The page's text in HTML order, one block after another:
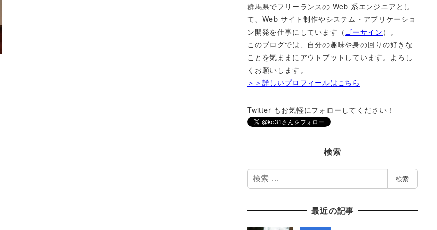
群馬県でフリーランスの Web 系エンジニアとし
て、Web サイト制作やシステム・アプリケーショ
ン開発を仕事にしています（ ゴーサイン）。
このブログでは、自分の趣味や身の回りの好きな
ことを気ままにアウトプットしています。よろし
くお願いします。
＞＞詳しいプロフィールはこちら
Twitter もお気軽にフォローしてください！
検索
検
索
検索
最近の記事